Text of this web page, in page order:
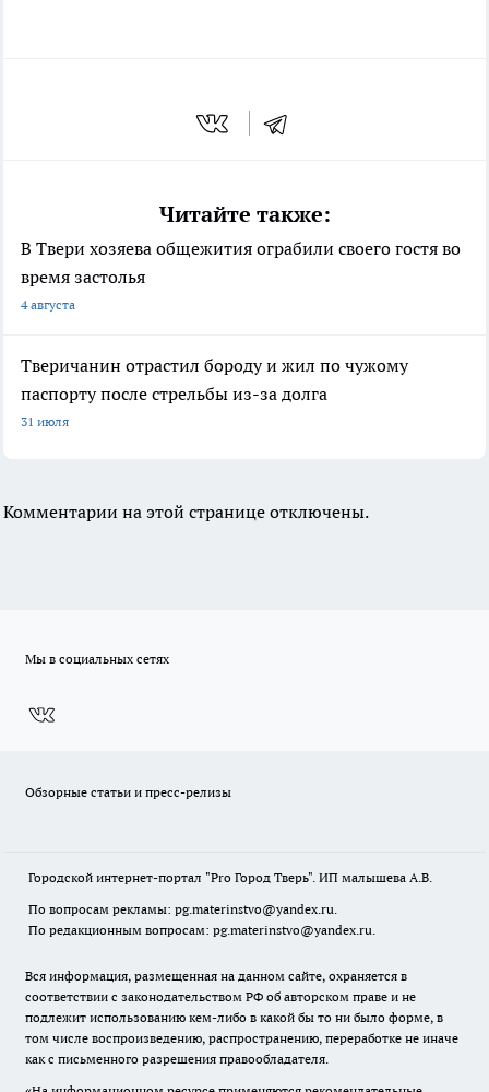
Читайте также:
В Твери хозяева общежития ограбили своего гостя во
время застолья
4 августа
Тверичанин отрастил бороду и жил по чужому
паспорту после стрельбы из-за долга
31 июля
Комментарии на этой странице отключены.
Мы в социальных сетях
Обзорные статьи и пресс-релизы
Городской интернет-портал "Pro Город Тверь". ИП малышева А.В.
По вопросам рекламы: pg.materinstvo@yandex.ru.
По редакционным вопросам: pg.materinstvo@yandex.ru.
Вся информация, размещенная на данном сайте, охраняется в
соответствии с законодательством РФ об авторском праве и не
подлежит использованию кем-либо в какой бы то ни было форме, в
том числе воспроизведению, распространению, переработке не иначе
как с письменного разрешения правообладателя.